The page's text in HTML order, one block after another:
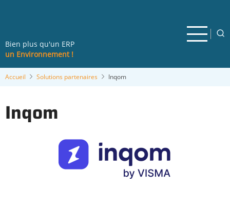
Bien plus qu'un ERP
un Environnement !
Accueil Solutions partenaires Inqom
Inqom